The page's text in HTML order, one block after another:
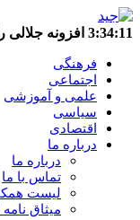
3:34:11 افزونه
فرهنگی
اجتماعی
علمی و آموزشی
سیاسی
اقتصادی
درباره ما
درباره ما
تماس با ما
لیست
میثاق